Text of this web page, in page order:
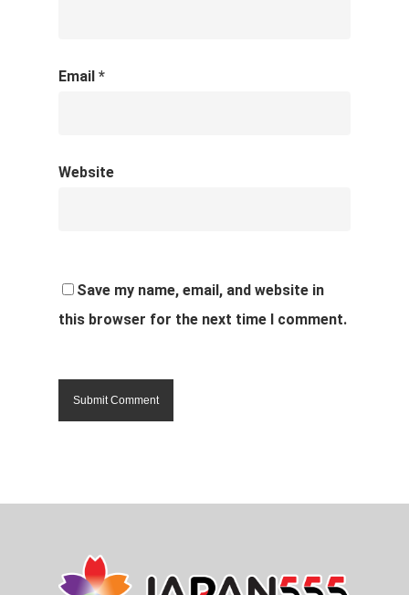
Email *
Website
Save my name, email, and website in
this browser for the next time I comment.